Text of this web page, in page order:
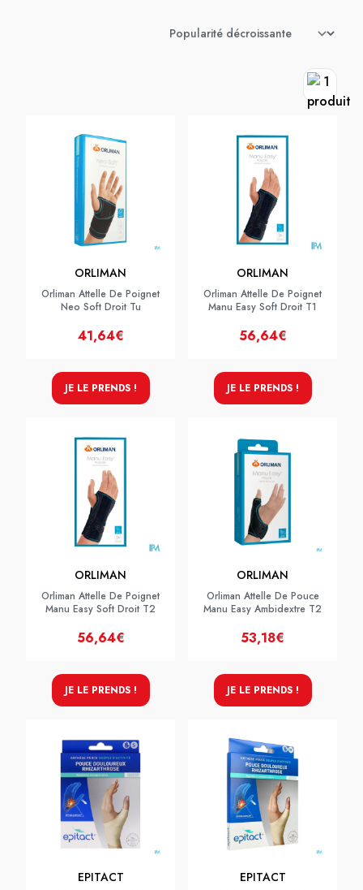
ORLIMAN
Orliman Attelle De Poignet
Neo Soft Droit Tu
41,64€
JE LE PRENDS !
ORLIMAN
Orliman Attelle De Poignet
Manu Easy Soft Droit T1
56,64€
JE LE PRENDS !
ORLIMAN
Orliman Attelle De Poignet
Manu Easy Soft Droit T2
56,64€
JE LE PRENDS !
ORLIMAN
Orliman Attelle De Pouce
Manu Easy Ambidextre T2
53,18€
JE LE PRENDS !
EPITACT EPITACT